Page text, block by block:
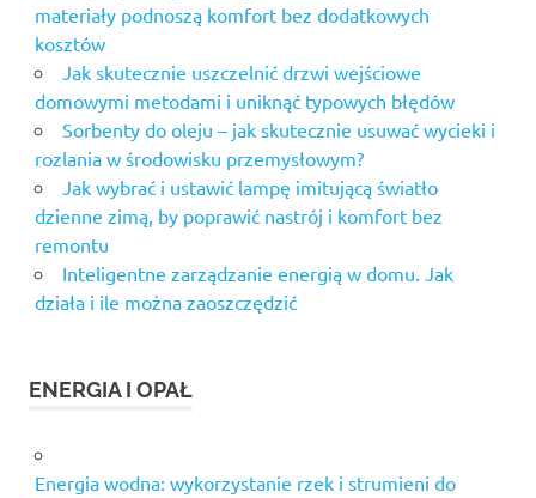
materiały podnoszą komfort bez dodatkowych
kosztów
Jak skutecznie uszczelnić drzwi wejściowe
domowymi metodami i uniknąć typowych błędów
Sorbenty do oleju – jak skutecznie usuwać wycieki i
rozlania w środowisku przemysłowym?
Jak wybrać i ustawić lampę imitującą światło
dzienne zimą, by poprawić nastrój i komfort bez
remontu
Inteligentne zarządzanie energią w domu. Jak
działa i ile można zaoszczędzić
ENERGIA I OPAŁ
Energia wodna: wykorzystanie rzek i strumieni do